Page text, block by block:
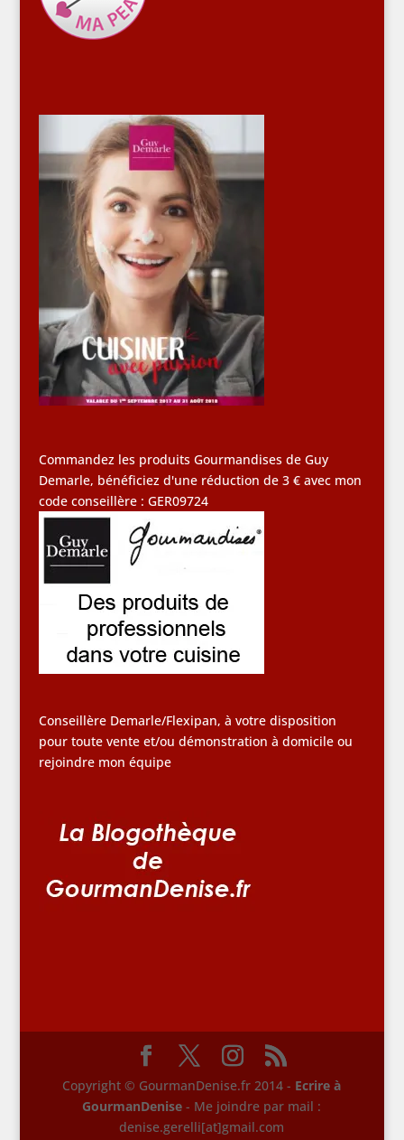
Commandez les produits Gourmandises de Guy
Demarle, bénéficiez d'une réduction de 3 € avec mon
code conseillère : GER09724
Conseillère Demarle/Flexipan, à votre disposition
pour toute vente et/ou démonstration à domicile ou
rejoindre mon équipe
Copyright © GourmanDenise.fr 2014 - Ecrire à
GourmanDenise- Me joindre par mail :
denise.gerelli[at]gmail.com